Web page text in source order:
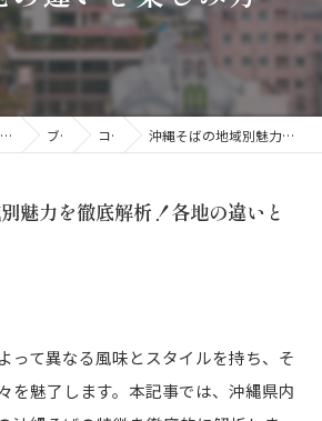
沖縄県那覇の沖縄そばならオキナワソバヤ ススル ブログ コラム 沖縄そばの地域別魅力を徹底解析！各地の違いと楽しみ方
魅力を徹底解析！各地の違いと
って異なる風味とスタイルを持ち、そ
を魅了します。本記事では、沖縄県内